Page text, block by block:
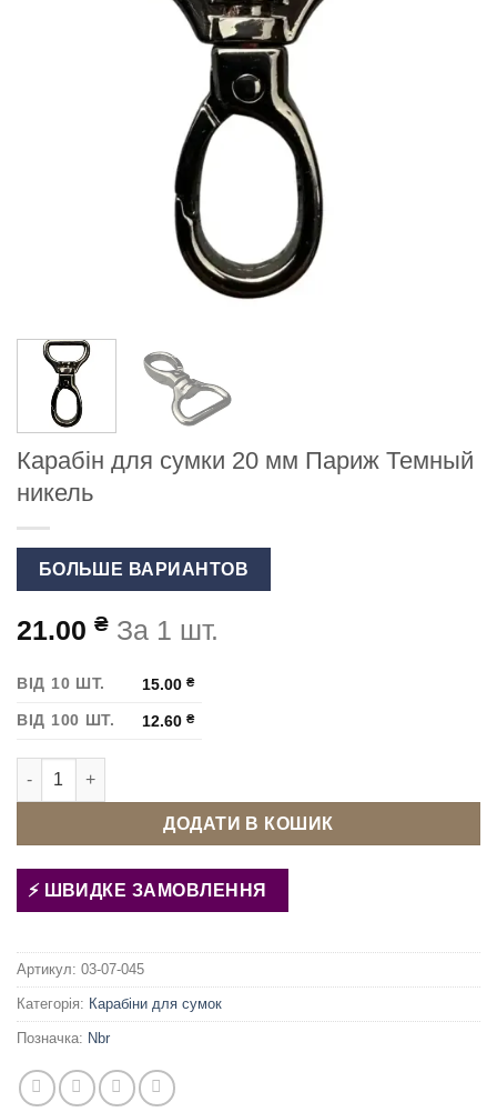
Карабін для сумки 20 мм Париж Темный
никель
БОЛЬШЕ ВАРИАНТОВ
21.00 ₴ За 1 шт.
ВІД 10 ШТ. 15.00₴
ВІД 100 ШТ. 12.60₴
Карабін для сумки 20 мм Париж Темный никель кількість
ДОДАТИ В КОШИК
ШВИДКЕ ЗАМОВЛЕННЯ
Артикул: 03-07-045
Категорія: Карабіни для сумок
Позначка: Nbr